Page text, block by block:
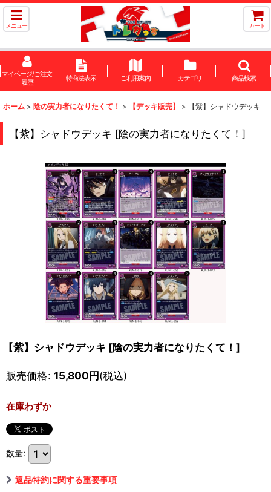
メニュー カート
マイページ/ご注文
履歴
特商法表示 ご利用案内 カテゴリ 商品検索
ホーム > 陰の実力者になりたくて！ > 【デッキ販売】 > 【紫】シャドウデッキ
【紫】シャドウデッキ [陰の実力者になりたくて！ ]
【紫】シャドウデッキ [陰の実力者になりたくて！ ]
販売価格: 15,800円(税込)
在庫わずか
数量:
返品特約に関する重要事項